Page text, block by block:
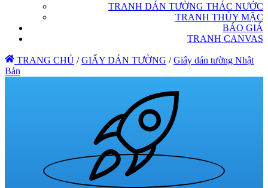
TRANH DÁN TƯỜNG THÁC NƯỚC
TRANH THỦY MẶC
BÁO GIÁ
TRANH CANVAS
TRANG CHỦ / GIẤY DÁN TƯỜNG / Giấy dán tường Nhật
Bản